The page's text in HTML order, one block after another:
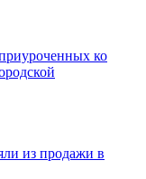
ко
из продажи в